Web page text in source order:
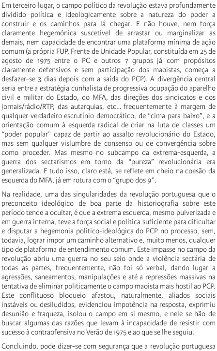
Em terceiro lugar, o campo político da revolução estava profundamente
dividido política e ideologicamente sobre a natureza do poder a
construir e os caminhos para lá chegar. E não houve, nem força
claramente hegemónica suscetível de arrastar ou marginalizar as
demais, nem capacidade de encontrar uma plataforma mínima de ação
comum (a própria FUP, Frente de Unidade Popular, constituída em 25 de
agosto de 1975 entre o PC e outros 7 grupos já com propósitos
claramente defensivos e sem participação dos maoistas, começa a
desfazer-se 3 dias depois com a saída do PCP). A divergência central
seria entre a estratégia cunhalista de progressiva ocupação do aparelho
civil e militar do Estado, do MFA, das direções dos sindicatos e dos
jornais/rádio/RTP, das autarquias, etc… frequentemente à margem de
qualquer verdadeiro escrutínio democrático, de “cima para baixo”, e a
orientação comum à esquerda radical de criar na luta de classes um
“poder popular” capaz de partir ao assalto revolucionário do Estado,
mas sem qualquer vislumbre de consenso ou de convergência sobre
como proceder. Mas mesmo no subcampo da extrema-esquerda, a
guerra dos sectarismos em torno da “pureza” revolucionária era
generalizada. E tudo isso, claro está, se reflete em cheio na coesão da
esquerda do MFA, já em rotura com o “grupo dos 9”.
Na realidade, uma das singularidades da revolução portuguesa que o
preconceito ideológico de boa parte da historiografia sobre este
período tende a ocultar, é que a extrema esquerda, mesmo pulverizada e
em guerra interna, teve a força social e política suficiente para dificultar
e disputar a hegemonia político-ideológica do PCP no processo, sem,
todavia, lograr impor um caminho alternativo e, muito menos, qualquer
tipo de plataforma de entendimento comum. Este impasse no campo da
revolução abriu uma guerra no seu seio onde a violência sectária de
todas as partes, frequentemente, não foi só verbal, dando lugar a
agressões, saneamentos, manipulações e até a repressões massivas na
tentativa de eliminar politicamente o campo maoista mais hostil ao PCP.
Este conflituoso bloqueio afastou, naturalmente, aliados sociais
instáveis ou desiludidos, evidenciou impotência na resposta, exprimiu
desunião e fraqueza, isolou o campo em si mesmo, e nele se hão-de
buscar algumas das razões que levam à incapacidade de resistir com
sucesso à contraofensiva no Verão de 1975 e ao que se lhe seguiu.
Concluindo, pode dizer-se com segurança que a revolução portuguesa